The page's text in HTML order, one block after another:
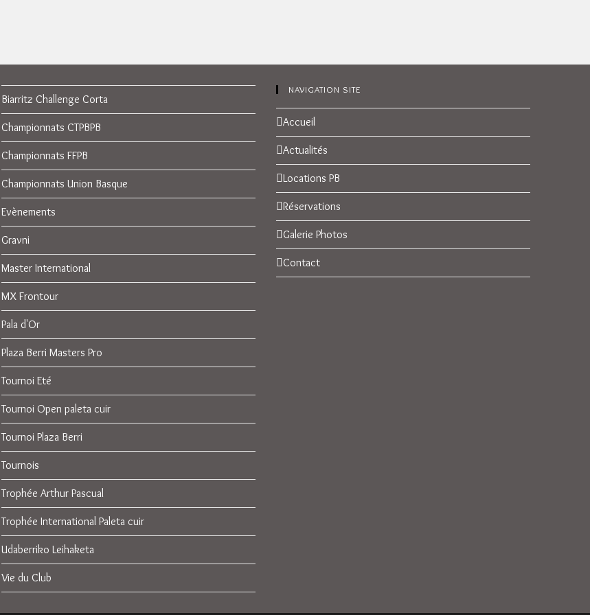
Biarritz Challenge Corta
Championnats CTPBPB
Championnats FFPB
Championnats Union Basque
Evènements
Gravni
Master International
MX Frontour
Pala d'Or
Plaza Berri Masters Pro
Tournoi Eté
Tournoi Open paleta cuir
Tournoi Plaza Berri
Tournois
Trophée Arthur Pascual
Trophée International Paleta cuir
Udaberriko Leihaketa
Vie du Club
NAVIGATION SITE
Accueil
Actualités
Locations PB
Réservations
Galerie Photos
Contact